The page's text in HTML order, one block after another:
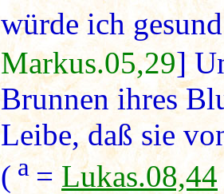
würde ich
Markus.05,29]
Brunnen ihres
Leibe, daß sie
( a= Lukas.08,44